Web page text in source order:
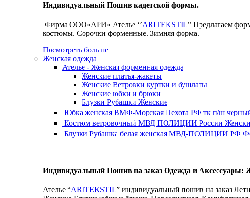
Индивидуальный Пошив кадетской формы.
Фирма ООО«АРИ» Ателье ‘’ARITEKSTIL’’ Предлагаем
костюмы. Сорочки форменные. Зимняя форма.
Посмотреть больше
Женская одежда
Ателье - Женская форменная одежда
Женские платья-жакеты
Женские Ветровки куртки и бушлаты
Женские юбки и брюки
Блузки Рубашки Женские
Юбка женская ВМФ-Морская Пехота РФ тк п/ш
Костюм ветровочный МВД ПОЛИЦИИ России
Блузки Рубашка белая женская МВД-ПОЛИЦИИ РФ
Индивидуальный Пошив на заказ Одежда и Аксессуары:
Ателье “ARITEKSTIL” индивидуальный пошив на заказ